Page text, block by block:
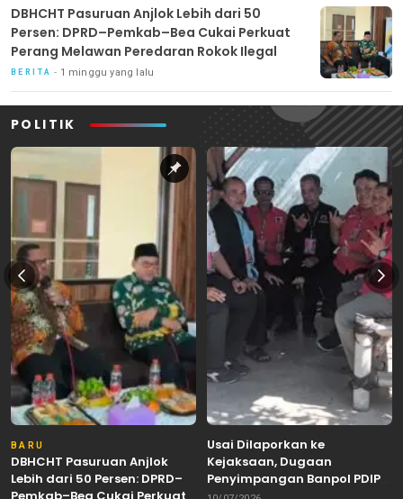
DBHCHT Pasuruan Anjlok Lebih dari 50
Persen: DPRD–Pemkab–Bea Cukai Perkuat
Perang Melawan Peredaran Rokok Ilegal
BERITA 1 minggu yang lalu
POLITIK
BARU
DBHCHT Pasuruan Anjlok
Lebih dari 50 Persen: DPRD–
Usai Dilaporkan ke
Kejaksaan, Dugaan
Penyimpangan Banpol PDIP